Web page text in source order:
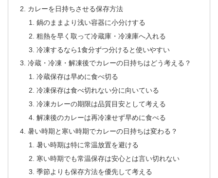
カレーを日持ちさせる保存方法
鍋のままより浅い容器に小分けする
粗熱を早く取って冷蔵庫・冷凍庫へ入れる
冷凍するなら1食分ずつ分けると使いやすい
冷蔵・冷凍・解凍後でカレーの日持ちはどう考える？
冷蔵保存は早めに食べ切る
冷凍保存は食べ切れない分に向いている
冷凍カレーの期限は品質目安として考える
解凍後のカレーは再冷凍せず早めに食べる
暑い時期と寒い時期でカレーの日持ちは変わる？
暑い時期は特に常温放置を避ける
寒い時期でも常温保存は安心とは言い切れない
季節よりも保存方法を優先して考える